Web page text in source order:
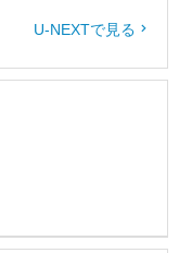
U-NEXTで見る